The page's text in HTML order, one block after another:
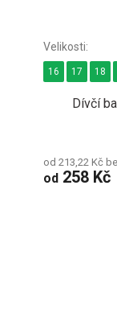
Dívčí
od 213,22 Kč
od 258 Kč
16 17 18